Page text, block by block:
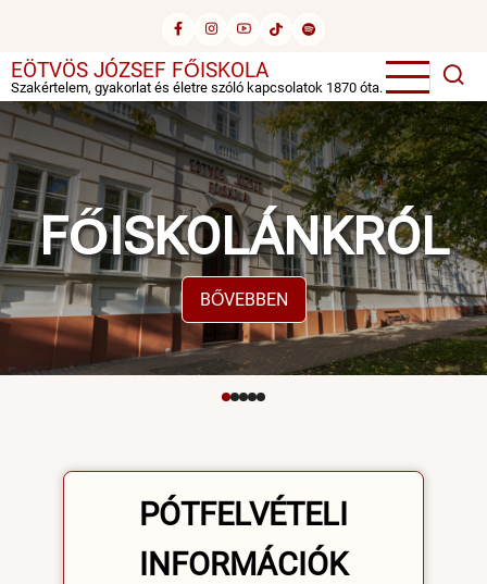
tartalomra
EÖTVÖS JÓZSEF FŐISKOLA
Szakértelem, gyakorlat és életre szóló kapcsolatok 1870 óta.
FŐISKOLÁNKRÓL
BŐVEBBEN
PÓTFELVÉTELI
INFORMÁCIÓK